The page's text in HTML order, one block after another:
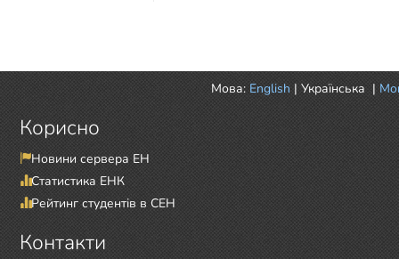
Мова: English | Українська |
Корисно
Новини сервера ЕН
Статистика ЕНК
Рейтинг студентів в СЕН
Контакти